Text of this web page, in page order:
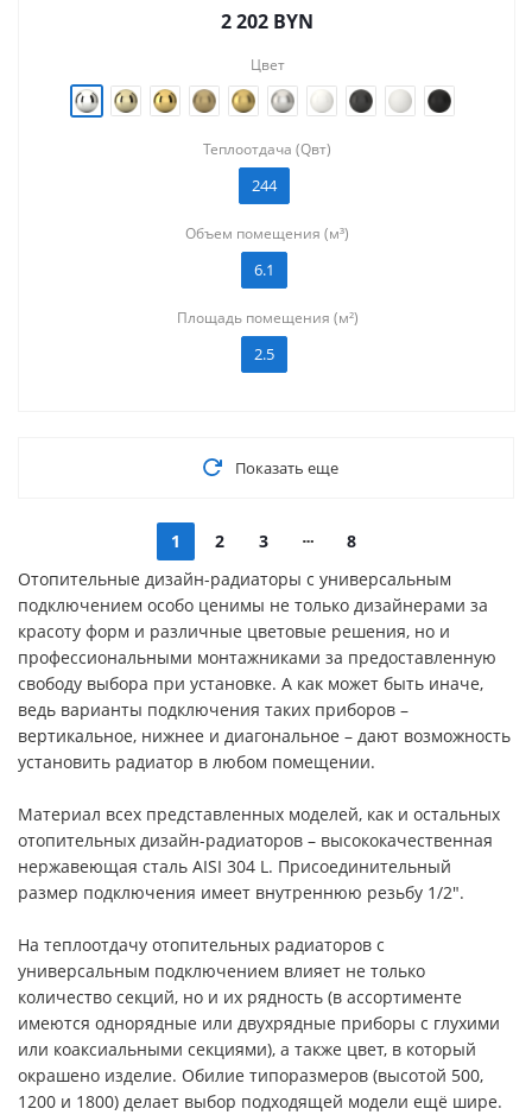
2 202 BYN
Цвет
Теплоотдача (Qвт)
244
Объем помещения (м³)
6.1
Площадь помещения (м²)
2.5
Показать еще
1 2 3
8
Отопительные дизайн-радиаторы с универсальным
подключением особо ценимы не только дизайнерами за
красоту форм и различные цветовые решения, но и
профессиональными монтажниками за предоставленную
свободу выбора при установке. А как может быть иначе,
ведь варианты подключения таких приборов –
вертикальное, нижнее и диагональное – дают возможность
установить радиатор в любом помещении.
Материал всех представленных моделей, как и остальных
отопительных дизайн-радиаторов – высококачественная
нержавеющая сталь АISI 304 L. Присоединительный
размер подключения имеет внутреннюю резьбу 1/2".
На теплоотдачу отопительных радиаторов с
универсальным подключением влияет не только
количество секций, но и их рядность (в ассортименте
имеются однорядные или двухрядные приборы с глухими
или коаксиальными секциями), а также цвет, в который
окрашено изделие. Обилие типоразмеров (высотой 500,
1200 и 1800) делает выбор подходящей модели ещё шире.